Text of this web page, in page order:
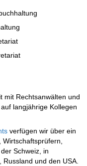
mit Rechtsanwälten und
langjährige Kollegen
verfügen wir über ein
Wirtschaftsprüfern,
Schweiz, in
und den USA.